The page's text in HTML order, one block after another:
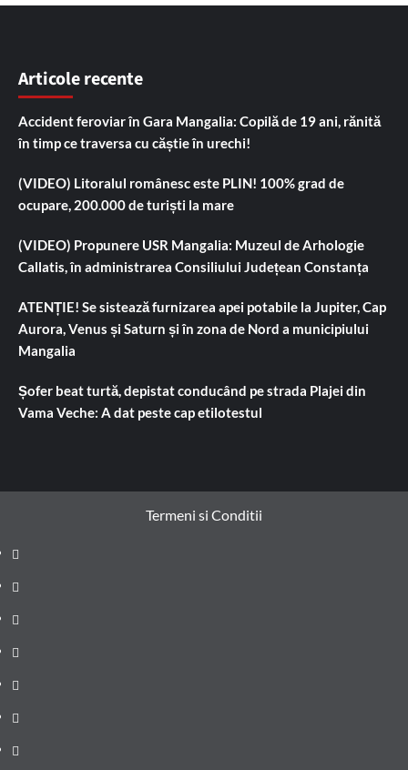
Articole recente
Accident feroviar în Gara Mangalia: Copilă de 19 ani, rănită
în timp ce traversa cu căștie în urechi!
(VIDEO) Litoralul românesc este PLIN! 100% grad de
ocupare, 200.000 de turiști la mare
(VIDEO) Propunere USR Mangalia: Muzeul de Arhologie
Callatis, în administrarea Consiliului Județean Constanța
ATENȚIE! Se sistează furnizarea apei potabile la Jupiter, Cap
Aurora, Venus și Saturn și în zona de Nord a municipiului
Mangalia
Șofer beat turtă, depistat conducând pe strada Plajei din
Vama Veche: A dat peste cap etilotestul
Termeni si Conditii
Prima
pagină
Știri
de
ultima
Administrație
locală
Actualitate
Justiție
Cultura
Sănătate